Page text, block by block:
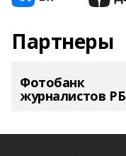
Партнеры
Фотобанк
журналистов РБ